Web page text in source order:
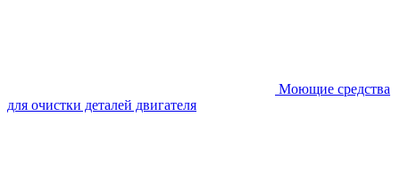
Моющие средства
для очистки деталей двигателя